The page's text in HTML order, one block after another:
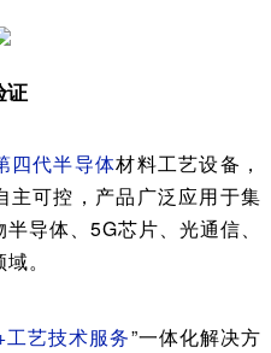
证
四代半导体材料工艺设备，
主可控，产品广泛应用于集
导体、5G芯片、光通信、
。
艺技术服务”一体化解决方